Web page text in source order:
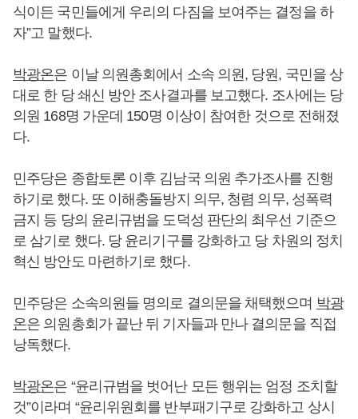
식이든 국민들에게 우리의 다짐을 보여주는 결정을 하
자”고 말했다.
박광온은 이날 의원총회에서 소속 의원, 당원, 국민을 상
대로 한 당 쇄신 방안 조사결과를 보고했다. 조사에는 당
의원 168명 가운데 150명 이상이 참여한 것으로 전해졌
다.
민주당은 종합토론 이후 김남국 의원 추가조사를 진행
하기로 했다. 또 이해충돌방지 의무, 청렴 의무, 성폭력
금지 등 당의 윤리규범을 도덕성 판단의 최우선 기준으
로 삼기로 했다. 당 윤리기구를 강화하고 당 차원의 정치
혁신 방안도 마련하기로 했다.
민주당은 소속의원들 명의로 결의문을 채택했으며 박광
온은 의원총회가 끝난 뒤 기자들과 만나 결의문을 직접
낭독했다.
박광온은 “윤리규범을 벗어난 모든 행위는 엄정 조치할
것”이라며 “윤리위원회를 반부패기구로 강화하고 상시